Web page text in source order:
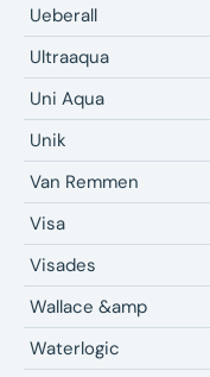
Ueberall
Ultraaqua
Uni Aqua
Unik
Van Remmen
Visa
Visades
Wallace &amp
Waterlogic